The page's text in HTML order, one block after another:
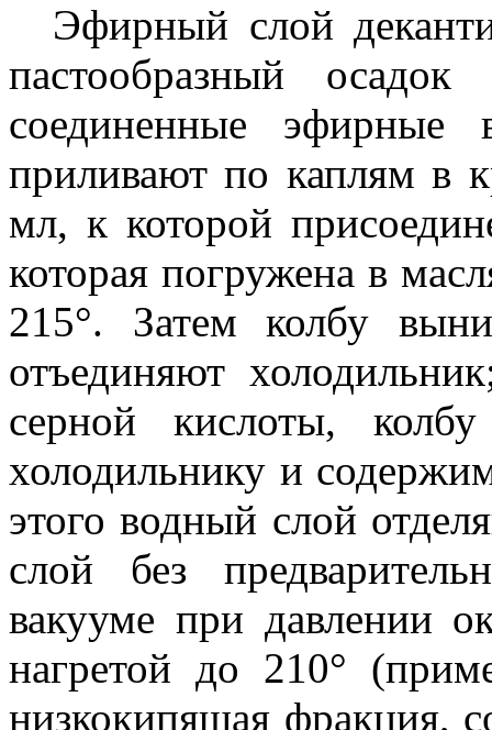
Эфирный слой
пастообразный
соединенные эфирные
приливают по каплям в
мл, к которой
которая погружена в
215°. Затем колбу
отъединяют
серной кислоты,
холодильнику и
этого водный слой
слой без
вакууме при давлении
нагретой до 210°
низкокипящая фракция,